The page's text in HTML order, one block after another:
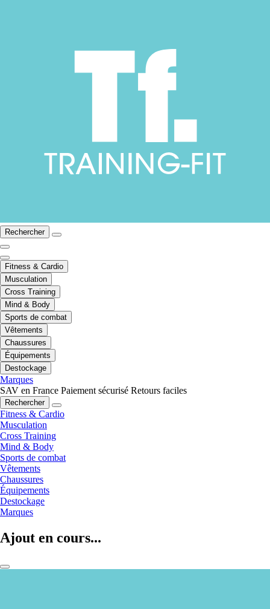
Rechercher
Fitness & Cardio
Musculation
Cross Training
Mind & Body
Sports de combat
Vêtements
Chaussures
Équipements
Destockage
Marques
SAV en France Paiement sécurisé Retours faciles
Rechercher
Fitness & Cardio
Musculation
Cross Training
Mind & Body
Sports de combat
Vêtements
Chaussures
Équipements
Destockage
Marques
Ajout en cours...